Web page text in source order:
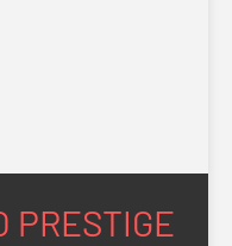
PRESTIGE